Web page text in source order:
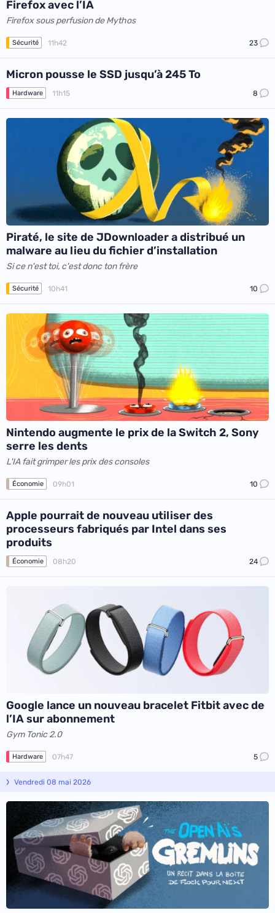
Firefox avec l’IA
Firefox sous perfusion de Mythos
Sécurité 11h42 23
Micron pousse le SSD jusqu’à 245 To
Hardware 11h15 8
Piraté, le site de JDownloader a distribué un
malware au lieu du fichier d’installation
Si ce n'est toi, c'est donc ton frère
Sécurité 10h41 10
Nintendo augmente le prix de la Switch 2, Sony
serre les dents
L'IA fait grimper les prix des consoles
Économie 09h01 10
Apple pourrait de nouveau utiliser des
processeurs fabriqués par Intel dans ses
produits
Économie 08h20 24
Google lance un nouveau bracelet Fitbit avec de
l’IA sur abonnement
Gym Tonic 2.0
Hardware 07h47 5
Vendredi 08 mai 2026